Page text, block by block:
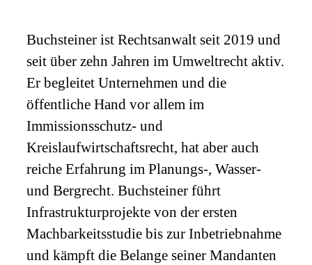
Buchsteiner ist Rechtsanwalt seit 2019 und
seit über zehn Jahren im Umweltrecht aktiv.
Er begleitet Unternehmen und die
öffentliche Hand vor allem im
Immissionsschutz- und
Kreislaufwirtschaftsrecht, hat aber auch
reiche Erfahrung im Planungs-, Wasser-
und Bergrecht. Buchsteiner führt
Infrastrukturprojekte von der ersten
Machbarkeitsstudie bis zur Inbetriebnahme
und kämpft die Belange seiner Mandanten